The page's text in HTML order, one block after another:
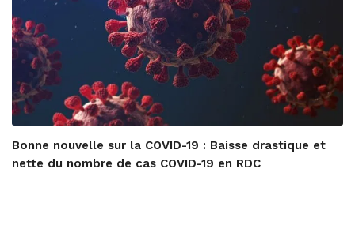
Bonne nouvelle sur la COVID-19 : Baisse drastique et
nette du nombre de cas COVID-19 en RDC